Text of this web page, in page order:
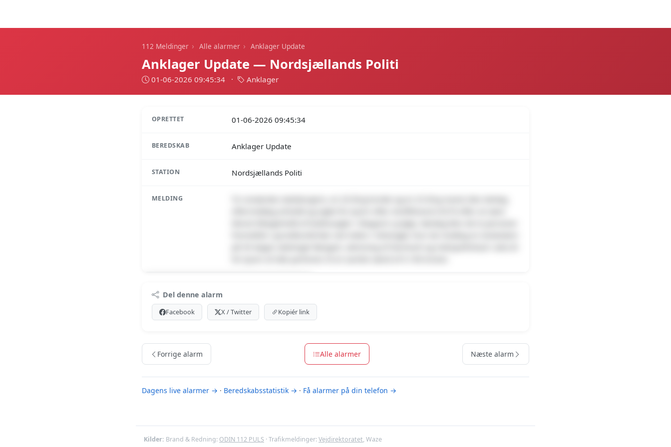
112 Meldinger › Alle alarmer › Anklager Update
Anklager Update — Nordsjællands Politi
01-06-2026 09:45:34 · Anklager
OPRETTET 01-06-2026 09:45:34
BEREDSKAB Anklager Update
STATION Nordsjællands Politi
MELDING
Premium indhold
Log ind med Premium for at se meldingen.
Se Premium-muligheder
Del denne alarm
Facebook X / Twitter Kopiér link
Forrige alarm Alle alarmer Næste alarm
Dagens live alarmer → · Beredskabsstatistik → · Få alarmer på din telefon →
Kilder: Brand & Redning: ODIN 112 PULS · Trafikmeldinger:Vejdirektoratet, Waze